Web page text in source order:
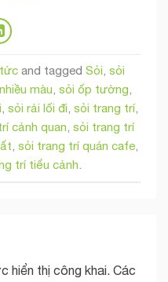
and tagged Sỏi sỏi
màu sỏi ốp tường
sỏi rải lối đi sỏi trang trí
cảnh quan sỏi trang trí
sỏi trang trí quán cafe
trí tiểu cảnh
hiển thị công khai. Các